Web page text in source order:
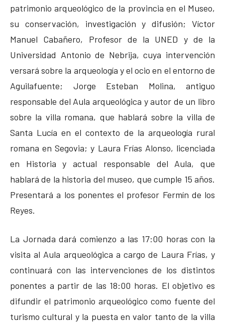
patrimonio arqueológico de la provincia en el Museo,
su conservación, investigación y difusión; Víctor
Manuel Cabañero, Profesor de la UNED y de la
Universidad Antonio de Nebrija, cuya intervención
versará sobre la arqueología y el ocio en el entorno de
Aguilafuente; Jorge Esteban Molina, antiguo
responsable del Aula arqueológica y autor de un libro
sobre la villa romana, que hablará sobre la villa de
Santa Lucía en el contexto de la arqueología rural
romana en Segovia; y Laura Frías Alonso, licenciada
en Historia y actual responsable del Aula, que
hablará de la historia del museo, que cumple 15 años.
Presentará a los ponentes el profesor Fermín de los
Reyes.
La Jornada dará comienzo a las 17:00 horas con la
visita al Aula arqueológica a cargo de Laura Frías, y
continuará con las intervenciones de los distintos
ponentes a partir de las 18:00 horas. El objetivo es
difundir el patrimonio arqueológico como fuente del
turismo cultural y la puesta en valor tanto de la villa